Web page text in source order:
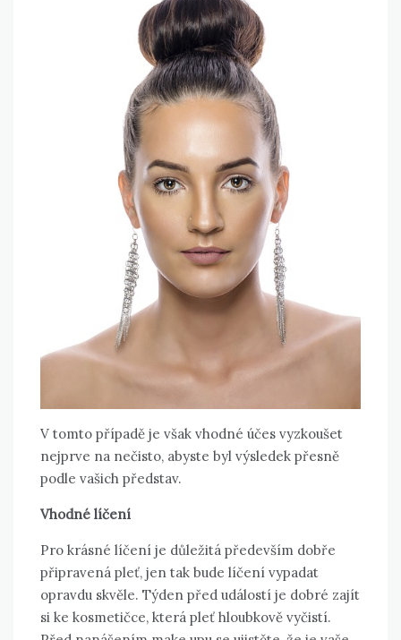
V tomto případě je však vhodné účes vyzkoušet
nejprve na nečisto, abyste byl výsledek přesně
podle vašich představ.
Vhodné líčení
Pro krásné líčení je důležitá především dobře
připravená pleť, jen tak bude líčení vypadat
opravdu skvěle. Týden před událostí je dobré zajít
si ke kosmetičce, která pleť hloubkově vyčistí.